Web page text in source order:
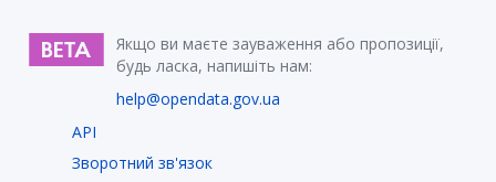
Якщо ви маєте зауваження або пропозиції,
будь ласка, напишіть нам:
help@opendata.gov.ua
API
Зворотний зв'язок